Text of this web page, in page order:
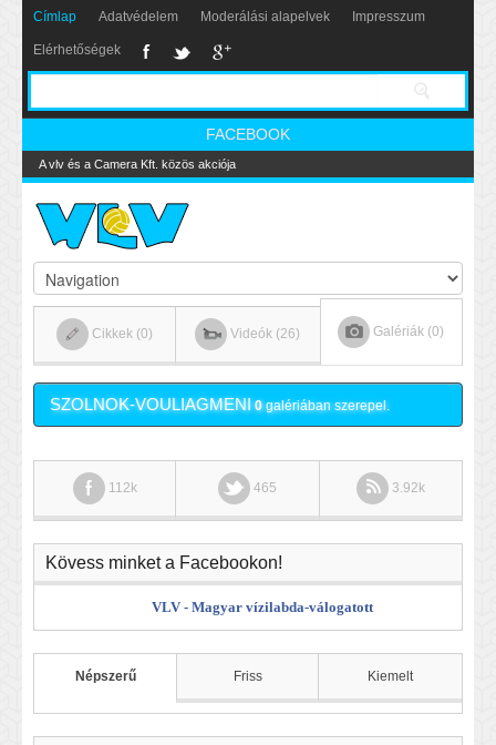
Címlap Adatvédelem Moderálási alapelvek Impresszum
Elérhetőségek
FACEBOOK
A vlv és a Camera Kft. közös akciója
Cikkek (0) Videók (26) Galériák (0)
SZOLNOK-VOULIAGMENI 0galériában szerepel.
112k 465 3.92k
Kövess minket a Facebookon!
VLV - Magyar vízilabda-válogatott
Népszerű Friss Kiemelt